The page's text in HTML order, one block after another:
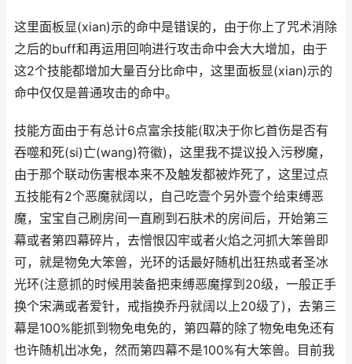
这里面板显(xian)示的命中是错误的，由于你上了咒术消除
之后的buff和再运用回响进行攻击命中会大大增加，由于
这2个技能都增加大量百分比命中，这里面板显(xian)示的
命中仅仅是普通攻击的命中。
技能方面由于有总计6点富余技能(取决于你匕首伤是否有
吞噬和死(si)亡(wang)符徽)，这里我不提议投入污秽魔，
由于那个联动伤害根本来不及触发都被炸死了，这里过点
五技能有2个恶魔就阔以，自己吃壹个另外壹个给束缚恶
魔，宝宝自己刷房间一直刷到石肤术的房间后，开始第三
幕或者第四幕碎片，去憎恨囚牢或者火焰之河抓大笨兽即
可，就是物免大笨兽，光环的话最好随机出狂热或者圣冰
光环(注意抓的时候用装备把束缚恶魔撑到20级，一般正手
换个宋满或者爱针，戒指换乔丹就阔以上20级了)，去第三
幕是100%能抓到物免电免的，第四幕的除了物免电免还有
也许随机出冰免，然而第四幕不是100%有大笨兽。目前我